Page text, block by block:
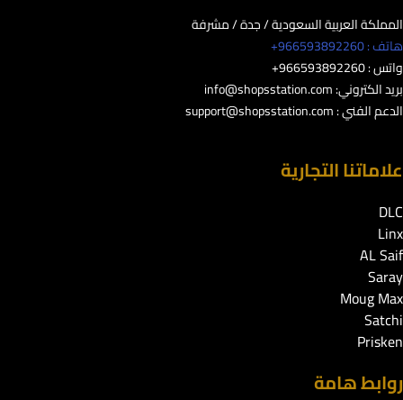
المملكة العربية السعودية / جدة / مشرفة
هاتف : 966593892260+
واتس : 966593892260+
بريد الكتروني:info@shopsstation.com
الدعم الفني :support@shopsstation.com
علاماتنا التجارية
DLC
Linx
AL Saif
Saray
Moug Max
Satchi
Prisken
روابط هامة